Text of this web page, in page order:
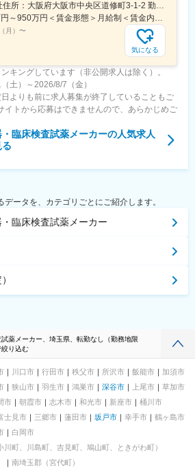
定める業務
＜勤務地詳細＞本社住所：大阪府大阪市中央区道修町3-1-2 勤務地最寄駅：地下鉄御堂筋線／淀屋橋駅受動喫煙対策：屋内全面禁煙変更の範囲：会社の定める事業所（リモートワーク含む）
＜予定年収＞500万円～950万円＜賃金形態＞月給制＜賃金内訳＞月額（基本給）：270,000円～530,000円＜月給＞270,000円～530,000円＜昇給有無＞有＜残業手当＞有＜給与補足＞■昇給：年1回■賞与：年2回賃金はあくまでも目安の金額であり、選考を通じて上下する可能性があります。月給(月額)は固定手当を含めた表記です。
月） 〜
気になる
キングしています（非公開求人は除く）。
土）～2026/8/7（金）
よりも前に求人募集が終了していることもご
イトから応募はできませんので、あらかじめご
臨床検査試薬メーカーの人気求人
ータを、カテゴリごとにご紹介します。
臨床検査試薬メーカー
薬メーカー、埼玉県、転勤なし（勤務地限
り込む
川口市 行田市 秩父市 所沢市 飯能市
加須市
狭山市 羽生市 鴻巣市 深谷市 上尾市
草加市
市 朝霞市 志木市 和光市 新座市
桶川市
士見市 三郷市 蓮田市 坂戸市 幸手市
鶴ヶ島市
白岡市
川町、川島町、吉見町、鳩山町、ときがわ町）
南埼玉郡（宮代町）